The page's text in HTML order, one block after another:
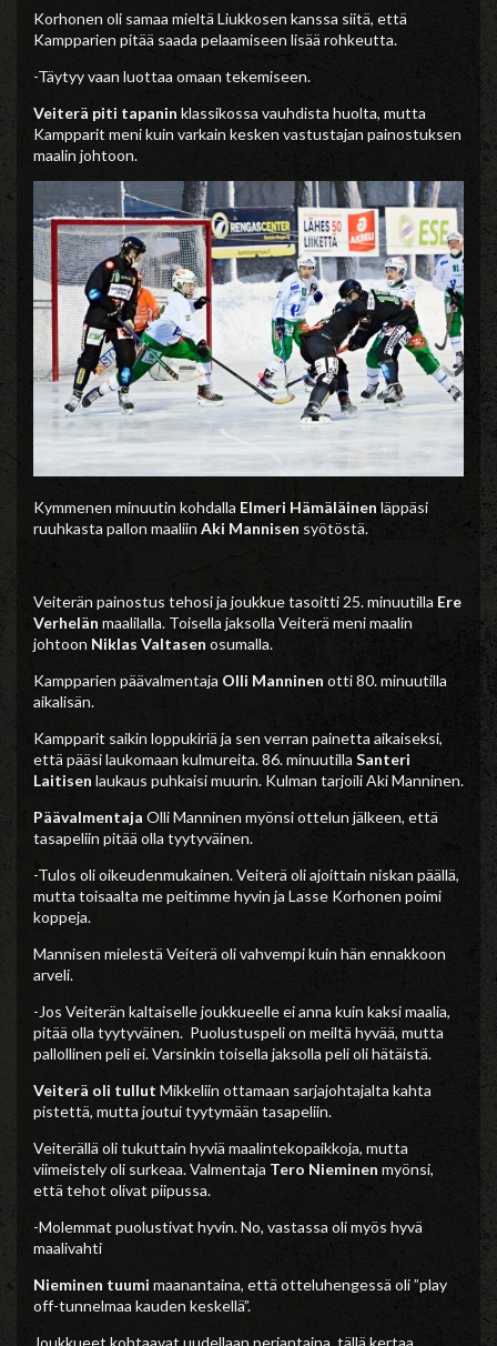
Korhonen oli samaa mieltä Liukkosen kanssa siitä, että
Kampparien pitää saada pelaamiseen lisää rohkeutta.
-Täytyy vaan luottaa omaan tekemiseen.
Veiterä piti tapanin klassikossa vauhdista huolta, mutta
Kampparit meni kuin varkain kesken vastustajan painostuksen
maalin johtoon.
Kymmenen minuutin kohdalla Elmeri Hämäläinen läppäsi
ruuhkasta pallon maaliin Aki Mannisen syötöstä.
Veiterän painostus tehosi ja joukkue tasoitti 25. minuutilla Ere
Verhelän maalilalla. Toisella jaksolla Veiterä meni maalin
johtoon Niklas Valtasen osumalla.
Kampparien päävalmentaja Olli Manninen otti 80. minuutilla
aikalisän.
Kampparit saikin loppukiriä ja sen verran painetta aikaiseksi,
että pääsi laukomaan kulmureita. 86. minuutilla Santeri
Laitisen laukaus puhkaisi muurin. Kulman tarjoili Aki Manninen.
Päävalmentaja Olli Manninen myönsi ottelun jälkeen, että
tasapeliin pitää olla tyytyväinen.
-Tulos oli oikeudenmukainen. Veiterä oli ajoittain niskan päällä,
mutta toisaalta me peitimme hyvin ja Lasse Korhonen poimi
koppeja.
Mannisen mielestä Veiterä oli vahvempi kuin hän ennakkoon
arveli.
-Jos Veiterän kaltaiselle joukkueelle ei anna kuin kaksi maalia,
pitää olla tyytyväinen. Puolustuspeli on meiltä hyvää, mutta
pallollinen peli ei. Varsinkin toisella jaksolla peli oli hätäistä.
Veiterä oli tullut Mikkeliin ottamaan sarjajohtajalta kahta
pistettä, mutta joutui tyytymään tasapeliin.
Veiterällä oli tukuttain hyviä maalintekopaikkoja, mutta
viimeistely oli surkeaa. Valmentaja Tero Nieminen myönsi,
että tehot olivat piipussa.
-Molemmat puolustivat hyvin. No, vastassa oli myös hyvä
maalivahti
Nieminen tuumi maanantaina, että otteluhengessä oli ”play
off-tunnelmaa kauden keskellä”.